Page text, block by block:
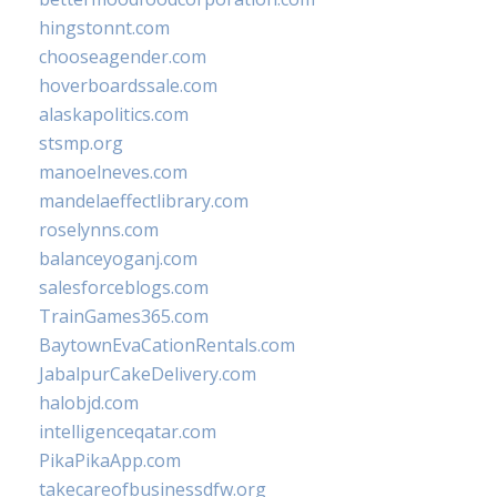
hingstonnt.com
chooseagender.com
hoverboardssale.com
alaskapolitics.com
stsmp.org
manoelneves.com
mandelaeffectlibrary.com
roselynns.com
balanceyoganj.com
salesforceblogs.com
TrainGames365.com
BaytownEvaCationRentals.com
JabalpurCakeDelivery.com
halobjd.com
intelligenceqatar.com
PikaPikaApp.com
takecareofbusinessdfw.org